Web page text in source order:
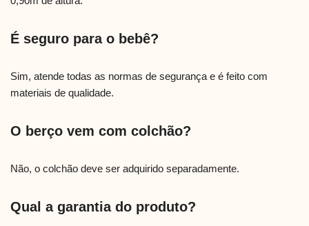
É seguro para o bebê?
Sim, atende todas as normas de segurança e é feito com
materiais de qualidade.
O berço vem com colchão?
Não, o colchão deve ser adquirido separadamente.
Qual a garantia do produto?